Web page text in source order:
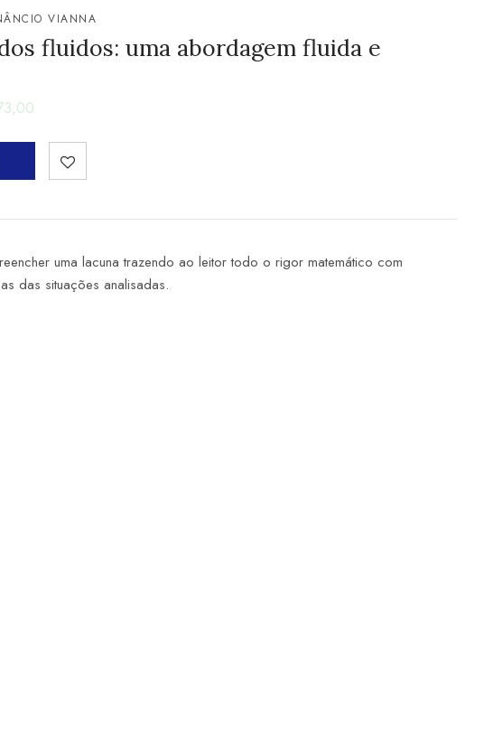
VIANNA
fluidos: uma abordagem fluida e
uma lacuna trazendo ao leitor todo o rigor matemático com
das situações analisadas.